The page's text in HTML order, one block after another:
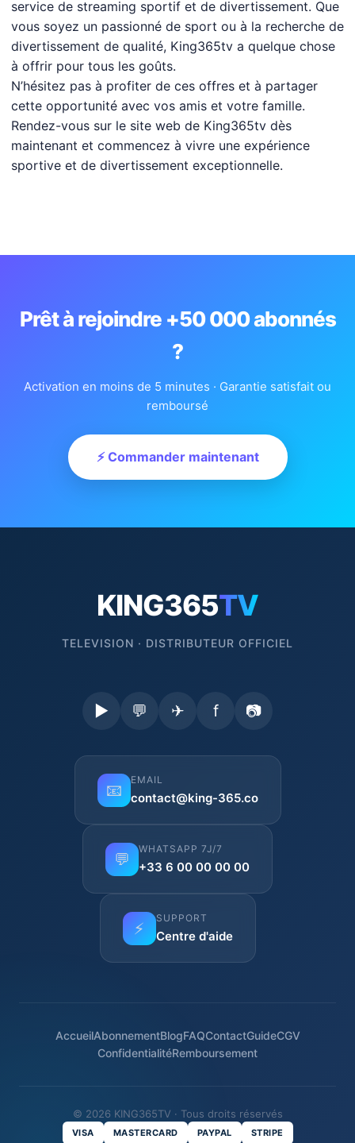
service de streaming sportif et de divertissement. Que
vous soyez un passionné de sport ou à la recherche de
divertissement de qualité, King365tv a quelque chose
à offrir pour tous les goûts.
N’hésitez pas à profiter de ces offres et à partager
cette opportunité avec vos amis et votre famille.
Rendez-vous sur le site web de King365tv dès
maintenant et commencez à vivre une expérience
sportive et de divertissement exceptionnelle.
Prêt à rejoindre +50 000 abonnés
?
Activation en moins de 5 minutes · Garantie satisfait ou
remboursé
⚡ Commander maintenant
KING365TV
TELEVISION · DISTRIBUTEUR OFFICIEL
▶ 💬 ✈ f 📷
📧
EMAIL
contact@king-365.co
💬
WHATSAPP 7J/7
+33 6 00 00 00 00
⚡
SUPPORT
Centre d'aide
AccueilAbonnementBlogFAQContactGuideCGV
ConfidentialitéRemboursement
© 2026 KING365TV · Tous droits réservés
VISA MASTERCARD PAYPAL STRIPE